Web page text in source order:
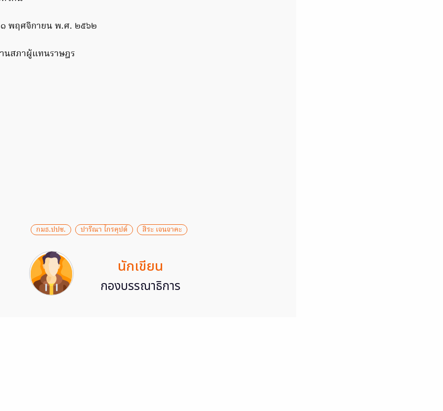
พฤศจิกายน พ.ศ. ๒๕๖๒
นสภาผู้แทนราษฎร
กมธ.ปปช. ปารีณา ไกรคุปต์ สิระ​ เจนจาคะ
นักเขียน
กองบรรณาธิการ